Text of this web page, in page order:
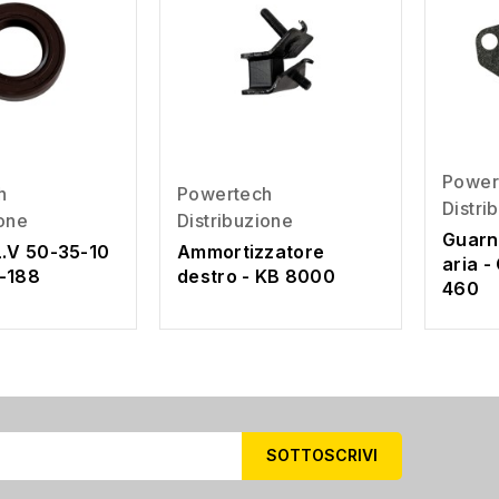
50-35-10
188
Powertech
Distribuzione
Ammortizzatore
destro - KB 8000
aria -
460